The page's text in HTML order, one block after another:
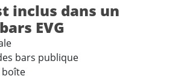
inclus dans un
EVG
bars publique
boîte